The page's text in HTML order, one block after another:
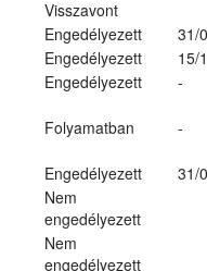
Visszavont
Engedélyezett
31/
Engedélyezett
15/
Engedélyezett
-
Folyamatban -
Engedélyezett
31/
Nem
engedélyezett
Nem
engedélyezett